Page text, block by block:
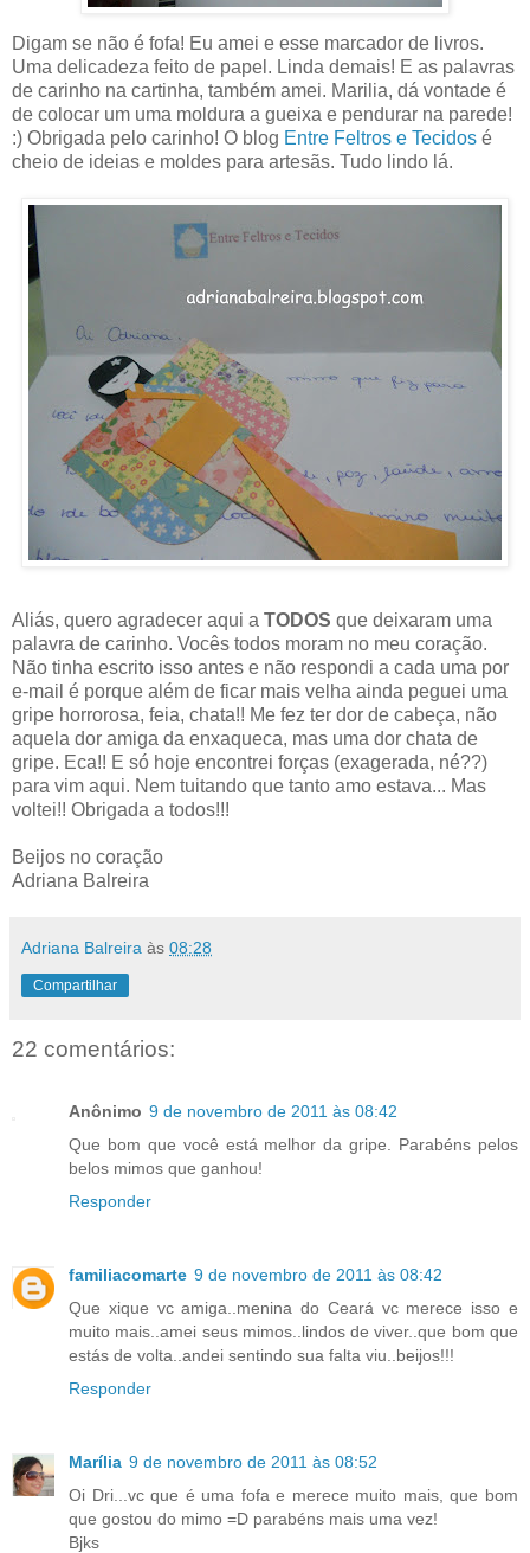
Digam se não é fofa! Eu amei e esse marcador de livros.
Uma delicadeza feito de papel. Linda demais! E as palavras
de carinho na cartinha, também amei. Marilia, dá vontade é
de colocar um uma moldura a gueixa e pendurar na parede!
:) Obrigada pelo carinho! O blog Entre Feltros e Tecidos é
cheio de ideias e moldes para artesãs. Tudo lindo lá.
Aliás, quero agradecer aqui a TODOS que deixaram uma
palavra de carinho. Vocês todos moram no meu coração.
Não tinha escrito isso antes e não respondi a cada uma por
e-mail é porque além de ficar mais velha ainda peguei uma
gripe horrorosa, feia, chata!! Me fez ter dor de cabeça, não
aquela dor amiga da enxaqueca, mas uma dor chata de
gripe. Eca!! E só hoje encontrei forças (exagerada, né??)
para vim aqui. Nem tuitando que tanto amo estava... Mas
voltei!! Obrigada a todos!!!
Beijos no coração
Adriana Balreira
Adriana Balreira às 08:28
Compartilhar
22 comentários:
Anônimo 9 de novembro de 2011 às 08:42
Que bom que você está melhor da gripe. Parabéns pelos
belos mimos que ganhou!
Responder
familiacomarte 9 de novembro de 2011 às 08:42
Que xique vc amiga..menina do Ceará vc merece isso e
muito mais..amei seus mimos..lindos de viver..que bom que
estás de volta..andei sentindo sua falta viu..beijos!!!
Responder
Marília 9 de novembro de 2011 às 08:52
Oi Dri...vc que é uma fofa e merece muito mais, que bom
que gostou do mimo =D parabéns mais uma vez!
Bjks